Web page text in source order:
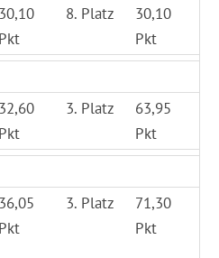
30,10
Pkt
8. Platz
30,10
Pkt
32,60
Pkt
3. Platz
63,95
Pkt
36,05
Pkt
3. Platz
71,30
Pkt